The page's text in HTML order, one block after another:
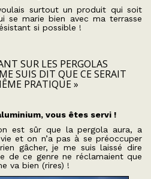
surtout un produit qui soit
se marie bien avec ma terrasse
si possible !
SUR LES PERGOLAS
SUIS DIT QUE CE SERAIT
PRATIQUE »
vous êtes servi !
est sûr que la pergola aura, a
et on n’a pas à se préoccuper
gâcher, je me suis laissé dire
de ce genre ne réclamaient que
va bien (rires) !